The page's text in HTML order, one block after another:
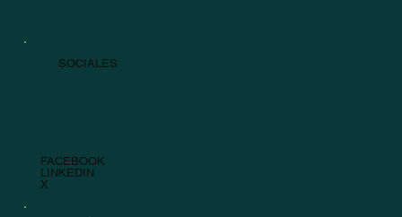
SOCIALES
FACEBOOK
LINKEDIN
X